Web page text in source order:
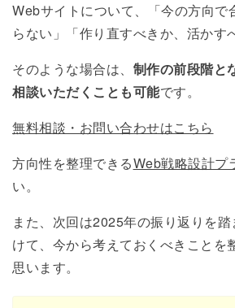
Webサイトについて、「今の方向で
らない」「作り直すべきか、活かす
そのような場合は、 制作の前段階と
相談いただくことも可能です。
無料相談・お問い合わせはこちら
方向性を整理できるWeb戦略設計プ
い。
また、次回は2025年の振り返りを
けて、今から考えておくべきことを
思います。